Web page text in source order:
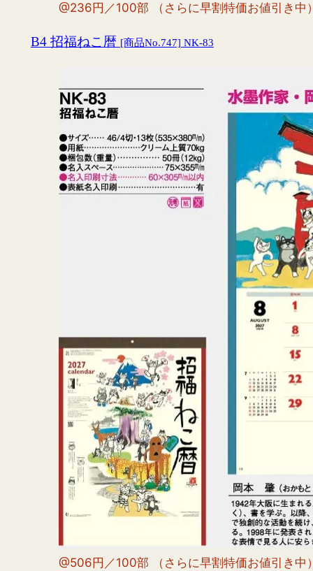
@236円／100部 （さらに早割特価お値引き中
B4 招福ねこ暦 [商品No.747] NK-83
@506円／100部 （さらに早割特価お値引き中